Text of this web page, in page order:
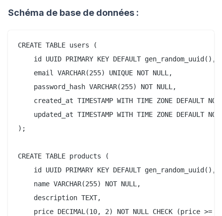
Schéma de base de données :
CREATE TABLE users (
    id UUID PRIMARY KEY DEFAULT gen_random_uuid(),
    email VARCHAR(255) UNIQUE NOT NULL,
    password_hash VARCHAR(255) NOT NULL,
created_at TIMESTAMP WITH TIME ZONE DEFAULT
updated_at TIMESTAMP WITH TIME ZONE DEFAULT
);
CREATE TABLE products (
    id UUID PRIMARY KEY DEFAULT gen_random_uuid(),
    name VARCHAR(255) NOT NULL,
    description TEXT,
price DECIMAL(10, 2) NOT NULL CHECK (price >=